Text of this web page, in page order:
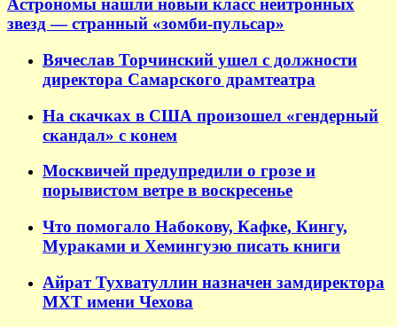
Астрономы нашли новый класс нейтронных
звезд — странный «зомби-пульсар»
Вячеслав Торчинский ушел с должности
директора Самарского драмтеатра
На скачках в США произошел «гендерный
скандал» с конем
Москвичей предупредили о грозе и
порывистом ветре в воскресенье
Что помогало Набокову, Кафке, Кингу,
Мураками и Хемингуэю писать книги
Айрат Тухватуллин назначен замдиректора
МХТ имени Чехова